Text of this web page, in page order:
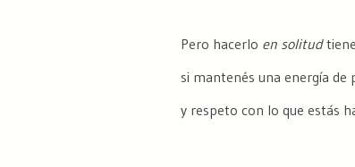
Pero hacerlo en solitud
si mantenés una energía de
y respeto con lo que estás